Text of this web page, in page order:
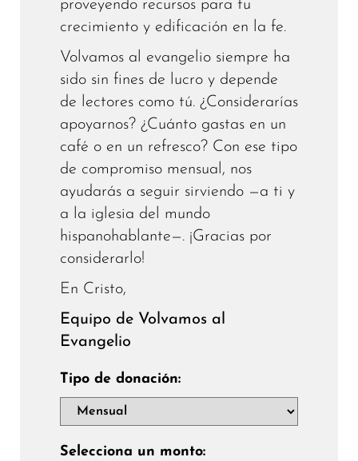
proveyendo recursos para tu
crecimiento y edificación en la fe.
Volvamos al evangelio siempre ha
sido sin fines de lucro y depende
de lectores como tú. ¿Considerarías
apoyarnos? ¿Cuánto gastas en un
café o en un refresco? Con ese tipo
de compromiso mensual, nos
ayudarás a seguir sirviendo —a ti y
a la iglesia del mundo
hispanohablante—. ¡Gracias por
considerarlo!
En Cristo,
Equipo de Volvamos al
Evangelio
Tipo de donación:
Selecciona un monto: